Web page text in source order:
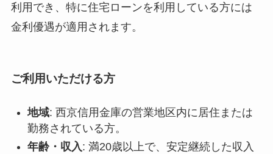
利用でき、特に住宅ローンを利用している方には
金利優遇が適用されます。
ご利用いただける方
地域: 西京信用金庫の営業地区内に居住または
勤務されている方。
年齢・収入: 満20歳以上で、安定継続した収入